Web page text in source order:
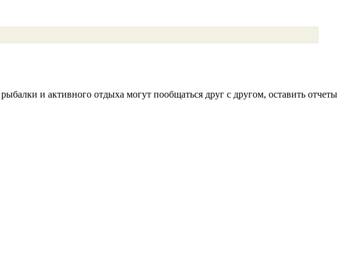
и активного отдыха могут пообщаться друг с другом, оставить отчеты